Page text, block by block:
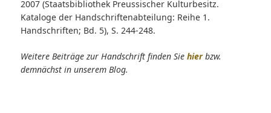
2007 (Staatsbibliothek Preussischer Kulturbesitz.
Kataloge der Handschriftenabteilung: Reihe 1.
Handschriften; Bd. 5), S. 244-248.
Weitere Beiträge zur Handschrift finden Sie hierbzw.
demnächst in unserem Blog.